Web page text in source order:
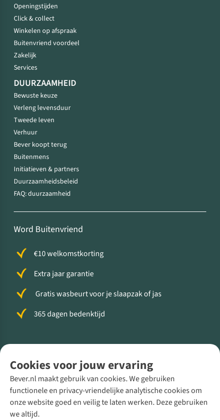
Cookies voor jouw ervaring
Bever.nl maakt gebruik van cookies. We gebruiken
functionele en privacy-vriendelijke analytische cookies om
onze website goed en veilig te laten werken. Deze gebruiken
we altijd.
Openingstijden
Click & collect
Winkelen op afspraak
Buitenvriend voordeel
Zakelijk
Services
DUURZAAMHEID
Bewuste keuze
Verleng levensduur
Tweede leven
Verhuur
Bever koopt terug
Buitenmens
Initiatieven & partners
Duurzaamheidsbeleid
FAQ: duurzaamheid
Word Buitenvriend
€10 welkomstkorting
Extra jaar garantie
Gratis wasbeurt voor je slaapzak of jas
365 dagen bedenktijd
Direct advies van een Buitenexpert